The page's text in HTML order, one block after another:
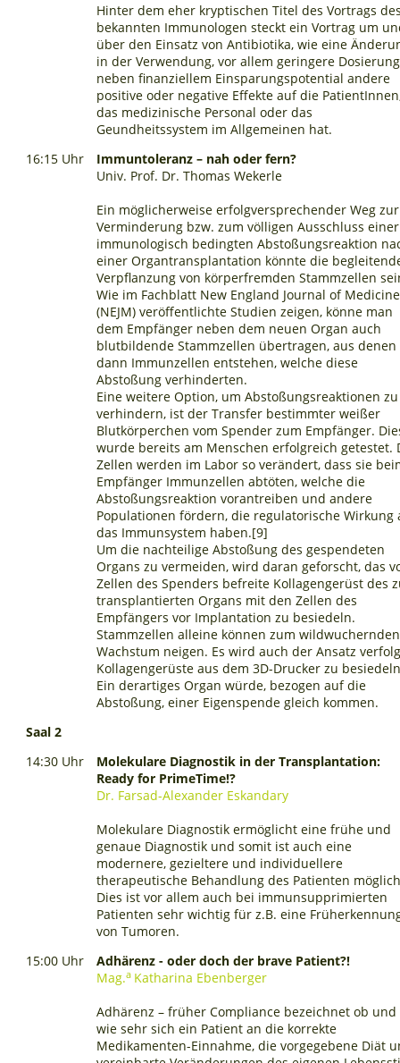
Hinter dem eher kryptischen Titel des Vortrags
bekannten Immunologen steckt ein Vortrag um
über den Einsatz von Antibiotika, wie eine
in der Verwendung, vor allem geringere
neben finanziellem Einsparungspotential andere
positive oder negative Effekte auf die
das medizinische Personal oder das
Geundheitssystem im Allgemeinen hat.
16:15 Uhr
Immuntoleranz – nah oder fern?
Univ. Prof. Dr. Thomas Wekerle
Ein möglicherweise erfolgversprechender Weg zur
Verminderung bzw. zum völligen Ausschluss einer
immunologisch bedingten Abstoßungsreaktion
einer Organtransplantation könnte die
Verpflanzung von körperfremden Stammzellen
Wie im Fachblatt New England Journal of Medicine
(NEJM) veröffentlichte Studien zeigen, könne man
dem Empfänger neben dem neuen Organ auch
blutbildende Stammzellen übertragen, aus denen
dann Immunzellen entstehen, welche diese
Abstoßung verhinderten.
Eine weitere Option, um Abstoßungsreaktionen zu
verhindern, ist der Transfer bestimmter weißer
Blutkörperchen vom Spender zum Empfänger.
wurde bereits am Menschen erfolgreich getestet.
Zellen werden im Labor so verändert, dass sie
Empfänger Immunzellen abtöten, welche die
Abstoßungsreaktion vorantreiben und andere
Populationen fördern, die regulatorische Wirkung
das Immunsystem haben.[9]
Um die nachteilige Abstoßung des gespendeten
Organs zu vermeiden, wird daran geforscht, das
Zellen des Spenders befreite Kollagengerüst des
transplantierten Organs mit den Zellen des
Empfängers vor Implantation zu besiedeln.
Stammzellen alleine können zum wildwuchernden
Wachstum neigen. Es wird auch der Ansatz
Kollagengerüste aus dem 3D-Drucker zu
Ein derartiges Organ würde, bezogen auf die
Abstoßung, einer Eigenspende gleich kommen.
Saal 2
14:30 Uhr
Molekulare Diagnostik in der Transplantation:
Ready for PrimeTime!?
Dr. Farsad-Alexander Eskandary
Molekulare Diagnostik ermöglicht eine frühe und
genaue Diagnostik und somit ist auch eine
modernere, gezieltere und individuellere
therapeutische Behandlung des Patienten
Dies ist vor allem auch bei immunsupprimierten
Patienten sehr wichtig für z.B. eine
von Tumoren.
15:00 Uhr
Adhärenz - oder doch der brave Patient?!
Mag.a Katharina Ebenberger
Adhärenz – früher Compliance bezeichnet ob und
wie sehr sich ein Patient an die korrekte
Medikamenten-Einnahme, die vorgegebene Diät